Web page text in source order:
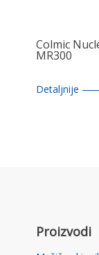
Colmic
MR300
Detaljnije
Proizvodi